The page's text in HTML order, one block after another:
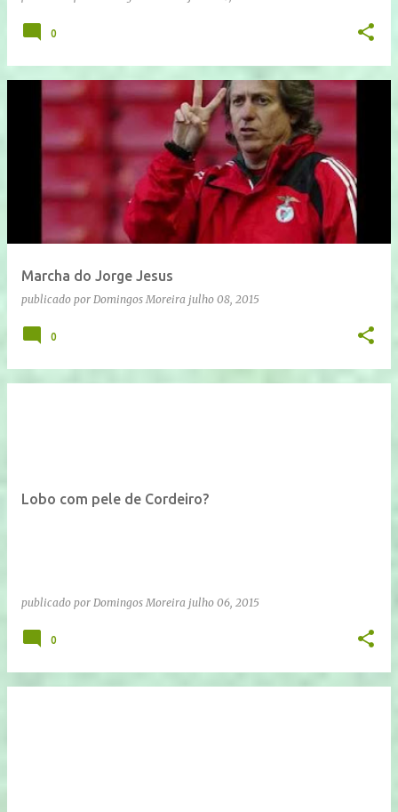
0
Marcha do Jorge Jesus
publicado por Domingos Moreira julho 08, 2015
0
Lobo com pele de Cordeiro?
publicado por Domingos Moreira julho 06, 2015
0